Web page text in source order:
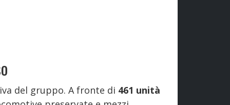
del gruppo. A fronte di 461 unità